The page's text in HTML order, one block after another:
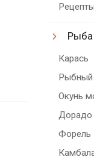
Рыба
Карась
Окунь
Дорадо
Форель